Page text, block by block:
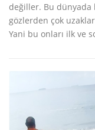
değiller. Bu dünyada
gözlerden çok
Yani bu onları ilk ve